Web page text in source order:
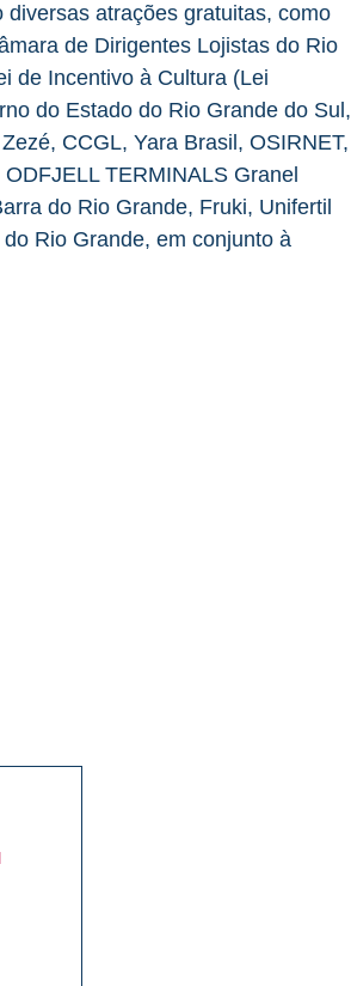
atrações gratuitas, como
de Dirigentes Lojistas do Rio
de Incentivo à Cultura (Lei
do Estado do Rio Grande do Sul,
CCGL, Yara Brasil, OSIRNET,
TERMINALS Granel
do Rio Grande, Fruki, Unifertil
Rio Grande, em conjunto à